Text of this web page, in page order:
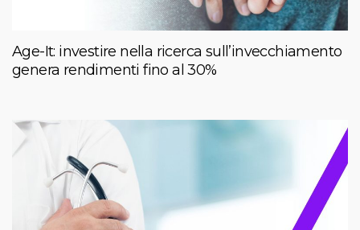
Age-It: investire nella ricerca sull’invecchiamento
genera rendimenti fino al 30%